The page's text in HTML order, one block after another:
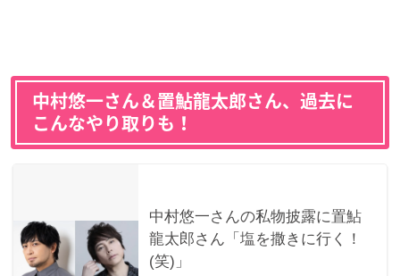
中村悠一さん＆置鮎龍太郎さん、過去に
こんなやり取りも！